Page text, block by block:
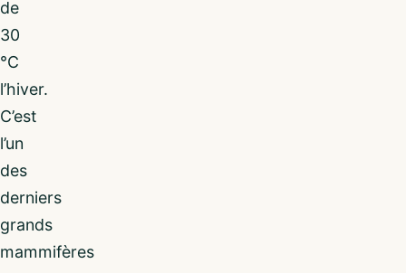
de
30
°C
l’hiver.
C’est
l’un
des
derniers
grands
mammifères